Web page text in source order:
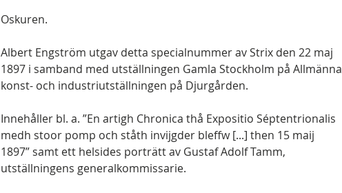
Oskuren.
Albert Engström utgav detta specialnummer av Strix den 22 maj
1897 i samband med utställningen Gamla Stockholm på Allmänna
konst- och industriutställningen på Djurgården.
Innehåller bl. a. ”En artigh Chronica thå Expositio Séptentrionalis
medh stoor pomp och ståth invijgder bleffw [...] then 15 maij
1897” samt ett helsides porträtt av Gustaf Adolf Tamm,
utställningens generalkommissarie.